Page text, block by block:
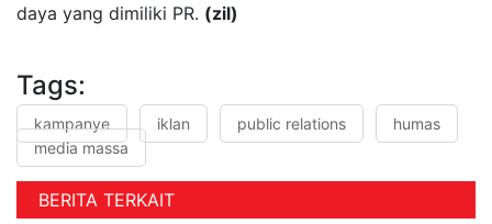
daya yang dimiliki PR. (zil)
Tags:
kampanye iklan public relations
humas
media massa
BERITA TERKAIT